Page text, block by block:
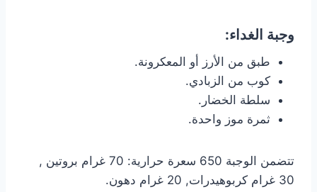
وجبة الغداء:
طبق من الأرز أو المعكرونة.
كوب من الزبادي.
سلطة الخضار.
ثمرة موز واحدة.
تتضمن الوجبة 650 سعرة حرارية: 70 غرام بروتين ,
30 غرام كربوهيدرات, 20 غرام دهون.